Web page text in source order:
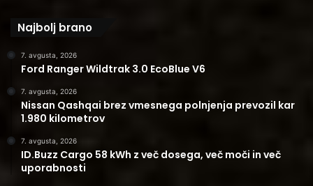
Najbolj brano
7. avgusta, 2026
Ford Ranger Wildtrak 3.0 EcoBlue V6
7. avgusta, 2026
Nissan Qashqai brez vmesnega polnjenja prevozil kar
1.980 kilometrov
7. avgusta, 2026
ID.Buzz Cargo 58 kWh z več dosega, več moči in več
uporabnosti